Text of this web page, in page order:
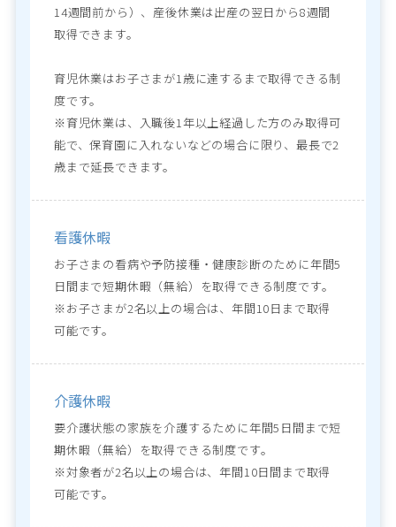
14週間前から）、産後休業は出産の翌日から8週間
取得できます。
育児休業はお子さまが1歳に達するまで取得できる制
度です。
※育児休業は、入職後1年以上経過した方のみ取得可
能で、保育園に入れないなどの場合に限り、最長で2
歳まで延長できます。
看護休暇
お子さまの看病や予防接種・健康診断のために年間5
日間まで短期休暇（無給）を取得できる制度です。
※お子さまが2名以上の場合は、年間10日まで取得
可能です。
介護休暇
要介護状態の家族を介護するために年間5日間まで短
期休暇（無給）を取得できる制度です。
※対象者が2名以上の場合は、年間10日間まで取得
可能です。